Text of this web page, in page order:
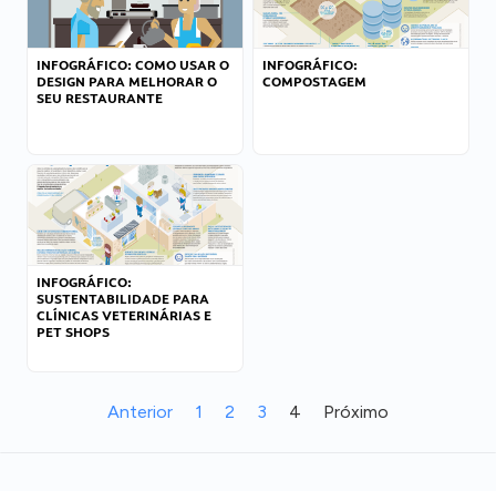
INFOGRÁFICO: COMO USAR O
DESIGN PARA MELHORAR O
SEU RESTAURANTE
INFOGRÁFICO:
COMPOSTAGEM
INFOGRÁFICO:
SUSTENTABILIDADE PARA
CLÍNICAS VETERINÁRIAS E
PET SHOPS
Anterior 1 2 3 4 Próximo